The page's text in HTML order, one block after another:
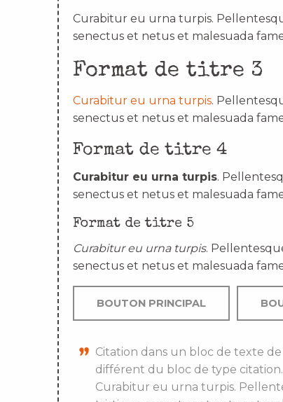
Curabitur eu urna turpis.
senectus et netus et malesuada
Format de titre 3
Curabitur eu urna turpis.
senectus et netus et malesuada
Format de titre 4
Curabitur eu urna turpis.
senectus et netus et malesuada
Format de titre 5
Curabitur eu urna turpis.
senectus et netus et malesuada
BOUTON PRINCIPAL
Citation dans un bloc de texte
différent du bloc de type citation.
Curabitur eu urna turpis.